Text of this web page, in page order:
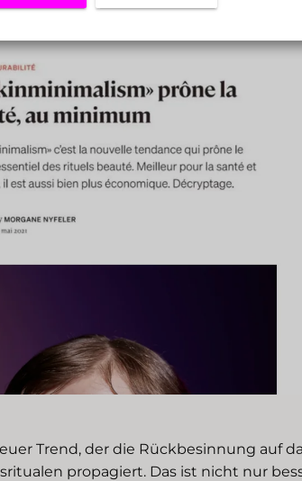
Trend, der die Rückbesinnung auf
propagiert. Das ist nicht nur